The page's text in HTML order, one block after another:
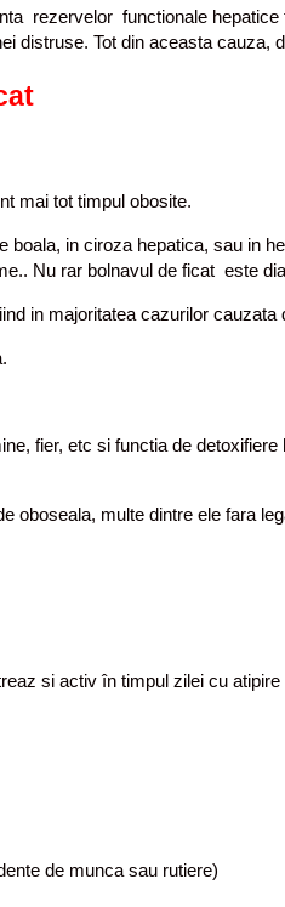
rezervelor functionale
distruse. Tot din aceasta
mai tot timpul obosite.
in ciroza hepatica, sau in
Nu rar bolnavul de ficat este
in majoritatea cazurilor
fier, etc si functia de
oboseala, multe dintre ele fara
si activ în timpul zilei cu
de munca sau rutiere)